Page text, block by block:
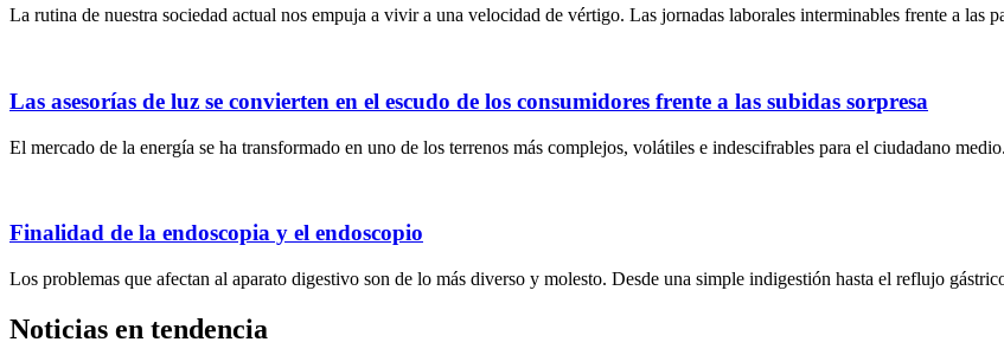
La rutina de nuestra sociedad actual nos empuja a vivir a una velocidad de vértigo. Las jornadas laborales interminables frente a las
Las asesorías de luz se convierten en el escudo de los consumidores frente a las subidas sorpresa
El mercado de la energía se ha transformado en uno de los terrenos más complejos, volátiles e indescifrables para el ciudadano
Finalidad de la endoscopia y el endoscopio
Los problemas que afectan al aparato digestivo son de lo más diverso y molesto. Desde una simple indigestión hasta el reflujo
Noticias en tendencia